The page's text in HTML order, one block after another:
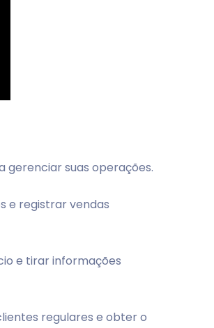
suas operações.
e registrar vendas
e tirar informações
regulares e obter o